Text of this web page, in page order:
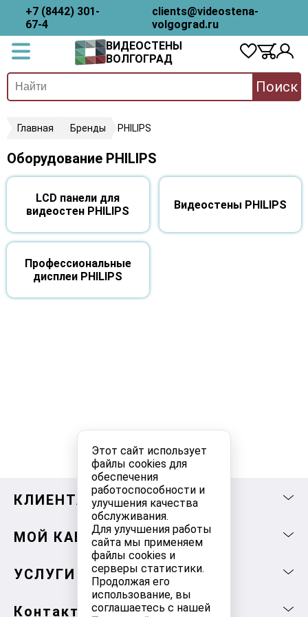
Этот сайт использует
файлы cookies для
обеспечения
работоспособности и
улучшения качества
обслуживания.
Для улучшения работы
сайта мы применяем
файлы cookies и
серверы статистики.
Продолжая его
использование, вы
соглашаетесь с нашей
+7 (8442) 301-
67-4
clients@videostena-
volgograd.ru
ВИДЕОСТЕНЫ
ВОЛГОГРАД
Поиск
Главная Бренды PHILIPS
Оборудование PHILIPS
LCD панели для
видеостен PHILIPS
Видеостены PHILIPS
Профессиональные
дисплеи PHILIPS
КЛИЕНТАМ
МОЙ КАБИНЕТ
УСЛУГИ
Контакты